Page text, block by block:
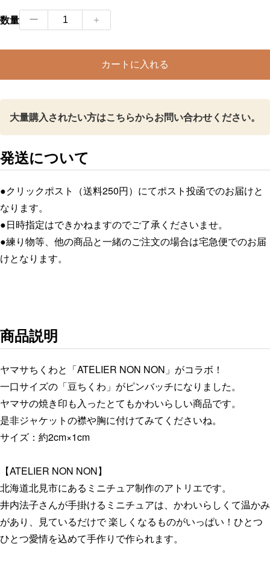
数量 ー
【ATELIER
NON
NON×
サ
ち
く
わ】
豆
ち
く
わ
ピ
ン
＋
カートに入れる
大量購入されたい方はこちらからお問い合わせください。
発送について
●クリックポスト（送料250円）にてポスト投函でのお届けと
なります。
●日時指定はできかねますのでご了承くださいませ。
●練り物等、他の商品と一緒のご注文の場合は宅急便でのお届
けとなります。
商品説明
ヤマサちくわと「ATELIER NON NON」がコラボ！
一口サイズの「豆ちくわ」がピンバッチになりました。
ヤマサの焼き印も入ったとてもかわいらしい商品です。
是非ジャケットの襟や胸に付けてみてくださいね。
サイズ：約2cm×1cm
【ATELIER NON NON】
北海道北見市にあるミニチュア制作のアトリエです。
井内法子さんが手掛けるミニチュアは、かわいらしくて温かみ
があり、見ているだけで 楽しくなるものがいっぱい！ひとつ
ひとつ愛情を込めて手作りで作られます。